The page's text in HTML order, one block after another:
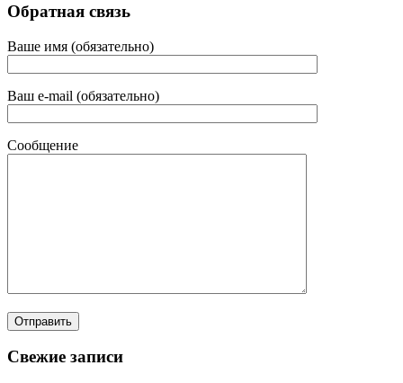
Обратная связь
Ваше имя (обязательно)
Ваш e-mail (обязательно)
Сообщение
Свежие записи